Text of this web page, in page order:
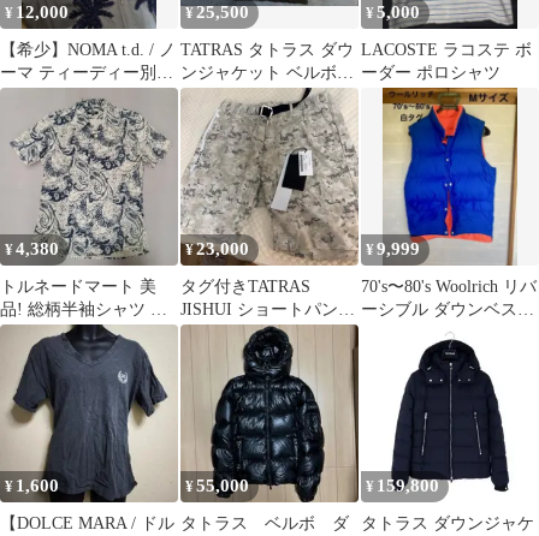
¥ 12,000
【希少】NOMA t.d. / ノ
ーマ ティーディー別注
レーヨン刺繍シャツ M
¥25,500
TATRAS タトラス ダウ
ンジャケット ベルボ
BELBO サイズ2 M
¥5,000
LACOSTE ラコステ ボ
ーダー ポロシャツ
¥4,380
トルネードマート 美
品! 総柄半袖シャツ ホ
ワイト/ネイビー サイズ
¥23,000
タグ付きTATRAS
JISHUI ショートパンツ
サイズ03 ベージュ
¥9,999
70's〜80's Woolrich リバ
ーシブル ダウンベスト
¥ 1,600
【DOLCE MARA / ドル
¥55,000
タトラス ベルボ ダ
¥ 159,800
タトラス ダウンジャケ